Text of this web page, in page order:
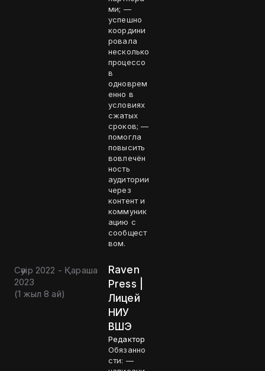
ми; —
успешно
координи
ровала
несколько
процессо
в
одноврем
енно в
условиях
сжатых
сроков; —
помогла
повысить
вовлечён
ность
аудитории
через
контент и
коммуник
ацию с
сообщест
вом.
Сәуір 2022 - Қараша
2023
(1 жыл 8 ай)
Raven
Press |
Лицей
НИУ
ВШЭ
Редактор
Обязанно
сти: —